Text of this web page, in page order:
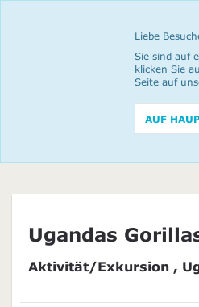
Liebe
Sie sind auf
klicken Sie
Seite auf
AUF
Ugandas
Aktivität/Exkursion ,